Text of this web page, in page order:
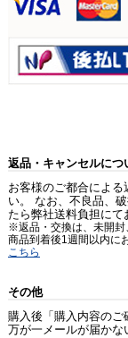
返品・キャンセルにつ
お客様のご都合によ
い。 なお、不良品、
たら弊社送料負担にて
※返品・交換は、未開封
商品到着後1週間以内に
こちら
その他
購入後「購入内容のご
万が一メールが届かな